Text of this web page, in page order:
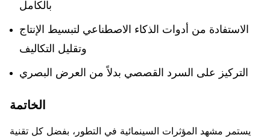
بالكامل
الاستفادة من أدوات الذكاء الاصطناعي لتبسيط الإنتاج
وتقليل التكاليف
التركيز على السرد القصصي بدلاً من العرض البصري
الخاتمة
يستمر مشهد المؤثرات السينمائية في التطور، بفضل كل تقنية